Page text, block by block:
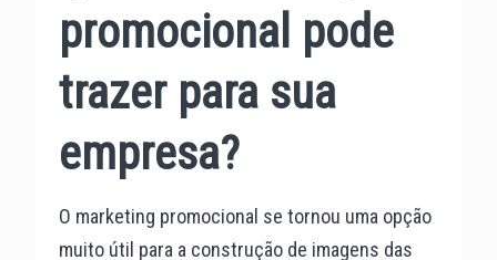
promocional pode
trazer para sua
empresa?
O marketing promocional se tornou uma opção
muito útil para a construção de imagens das